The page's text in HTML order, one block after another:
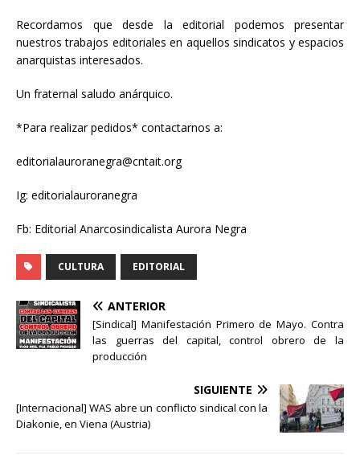
Recordamos que desde la editorial podemos presentar
nuestros trabajos editoriales en aquellos sindicatos y espacios
anarquistas interesados.
Un fraternal saludo anárquico.
*Para realizar pedidos* contactarnos a:
editorialauroranegra@cntait.org
Ig: editorialauroranegra
Fb: Editorial Anarcosindicalista Aurora Negra
CULTURA EDITORIAL
ANTERIOR
[Sindical] Manifestación Primero de Mayo. Contra
las guerras del capital, control obrero de la
producción
SIGUIENTE
[Internacional] WAS abre un conflicto sindical con la
Diakonie, en Viena (Austria)